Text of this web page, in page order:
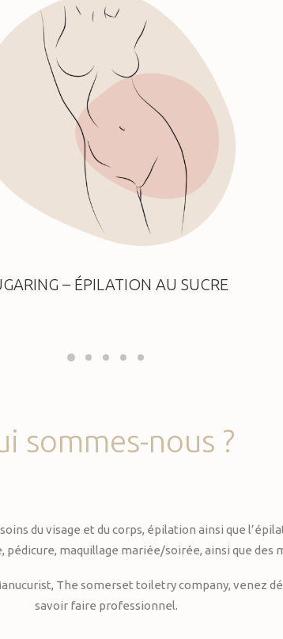
– ÉPILATION AU SUCRE
sommes-nous ?
du visage et du corps, épilation ainsi que
maquillage mariée/soirée, ainsi que des
The somerset toiletry company, venez
savoir faire professionnel.